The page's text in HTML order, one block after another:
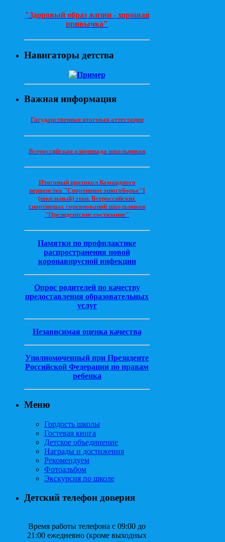
"Здоровый образ жизни - хорошая
привычка"
Навигаторы детства
Важная информация
Государственная итоговая аттестация
Всероссийская олимпиада школьников
Итоговый протокол Командного
первенства "Спортивное многоборье"I
(школьный) этап. Всероссийских
спортивных соревнований школьников
"Президентские состязание"
Памятки по профилактике
распространения новой
коронавирусной инфекции
Опрос родителей по качеству
предоставления образовательных
услуг
Независимая оценка качества
Уполномоченный при Президенте
Российской Федерации по правам
ребенка
Меню
Гордость школы
Гостевая книга
Детское объединение
Награды и достижения
Рекомендуем
Фотоальбом
Экскурсия по школе
Детский телефон доверия
Время работы телефона с 09:00 до
21:00 ежедневно (кроме выходных